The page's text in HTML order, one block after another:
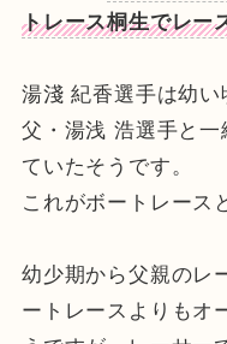
トレース桐生でレー
湯淺 紀香選手は幼
父・湯浅 浩選手と
ていたそうです。
これがボートレース
幼少期から父親のレ
ートレースよりもオ